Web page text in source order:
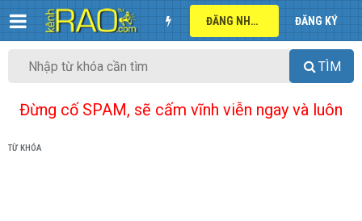
ĐĂNG NHẬP ĐĂNG KÝ
TÌM
Đừng cố SPAM, sẽ cấm vĩnh viễn ngay và luôn
TỪ KHÓA